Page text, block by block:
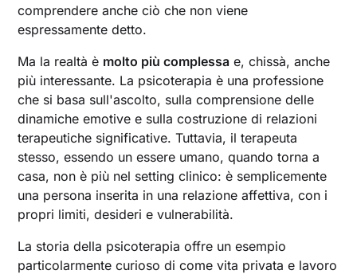
comprendere anche ciò che non viene
espressamente detto.
Ma la realtà è molto più complessa e, chissà, anche
più interessante. La psicoterapia è una professione
che si basa sull'ascolto, sulla comprensione delle
dinamiche emotive e sulla costruzione di relazioni
terapeutiche significative. Tuttavia, il terapeuta
stesso, essendo un essere umano, quando torna a
casa, non è più nel setting clinico: è semplicemente
una persona inserita in una relazione affettiva, con i
propri limiti, desideri e vulnerabilità.
La storia della psicoterapia offre un esempio
particolarmente curioso di come vita privata e lavoro